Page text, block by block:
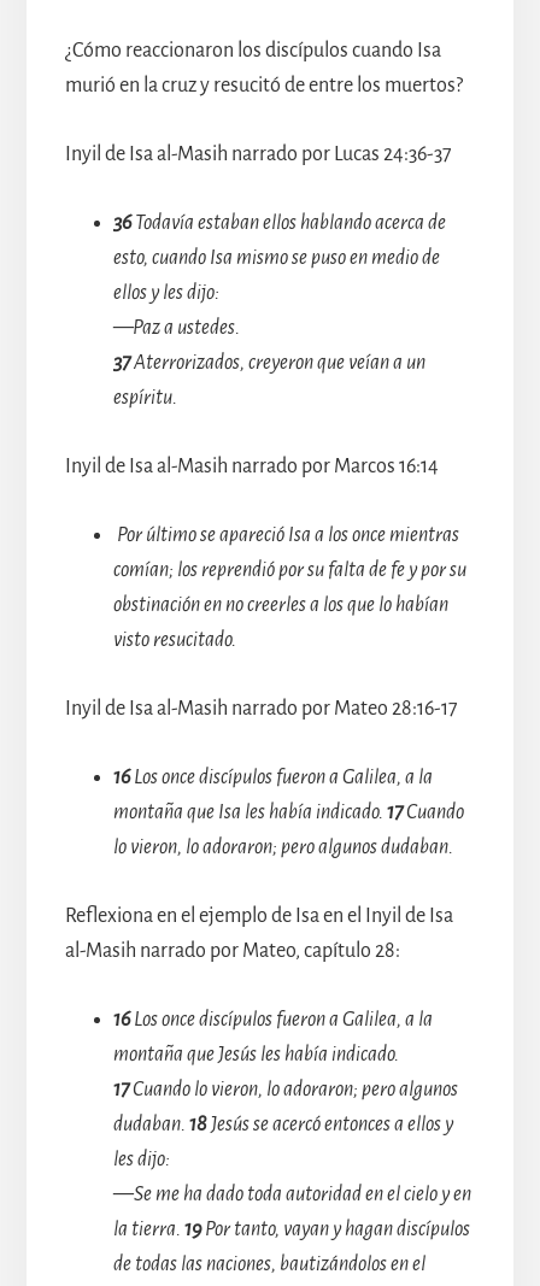
¿Cómo reaccionaron los discípulos cuando Isa
murió en la cruz y resucitó de entre los muertos?
Inyil de Isa al-Masih narrado por Lucas 24:36-37
36Todavía estaban ellos hablando acerca de
esto, cuando Isa mismo se puso en medio de
ellos y les dijo:
—Paz a ustedes.
37Aterrorizados, creyeron que veían a un
espíritu.
Inyil de Isa al-Masih narrado por Marcos 16:14
Por último se apareció Isa a los once mientras
comían; los reprendió por su falta de fe y por su
obstinación en no creerles a los que lo habían
visto resucitado.
Inyil de Isa al-Masih narrado por Mateo 28:16-17
16Los once discípulos fueron a Galilea, a la
montaña que Isa les había indicado. 17Cuando
lo vieron, lo adoraron; pero algunos dudaban.
Reflexiona en el ejemplo de Isa en el Inyil de Isa
al-Masih narrado por Mateo, capítulo 28:
16Los once discípulos fueron a Galilea, a la
montaña que Jesús les había indicado.
17Cuando lo vieron, lo adoraron; pero algunos
dudaban. 18Jesús se acercó entonces a ellos y
les dijo:
—Se me ha dado toda autoridad en el cielo y en
la tierra. 19Por tanto, vayan y hagan discípulos
de todas las naciones, bautizándolos en el